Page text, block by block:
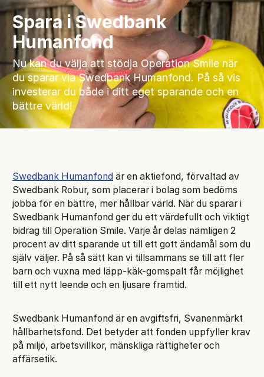
Spara i Swedbank
Humanfond
Nu kan du välja att stödja Operation Smile när
du sparar via Swedbank Humanfond. På så vis
investerar du både i ditt eget sparande och en
bättre värld!
Swedbank Humanfondär en aktiefond, förvaltad av
Swedbank Robur, som placerar i bolag som bedöms
jobba för en bättre, mer hållbar värld. När du sparar i
Swedbank Humanfond ger du ett värdefullt och viktigt
bidrag till Operation Smile. Varje år delas nämligen 2
procent av ditt sparande ut till ett gott ändamål som du
själv väljer. På så sätt kan vi tillsammans se till att fler
barn och vuxna med läpp-käk-gomspalt får möjlighet
till ett nytt leende och en ljusare framtid.
Swedbank Humanfond är en avgiftsfri, Svanenmärkt
hållbarhetsfond. Det betyder att fonden uppfyller krav
på miljö, arbetsvillkor, mänskliga rättigheter och
affärsetik.